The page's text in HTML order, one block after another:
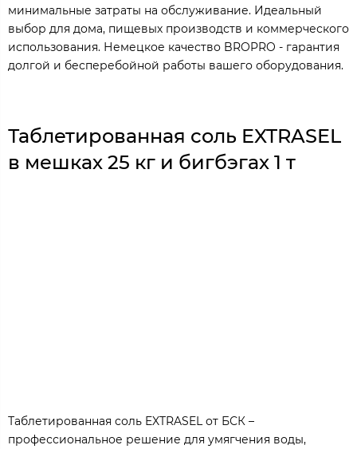
минимальные затраты на обслуживание. Идеальный
выбор для дома, пищевых производств и коммерческого
использования. Немецкое качество BROPRO - гарантия
долгой и бесперебойной работы вашего оборудования.
Таблетированная соль EXTRASEL
в мешках 25 кг и бигбэгах 1 т
Таблетированная соль EXTRASEL от БСК –
профессиональное решение для умягчения воды,